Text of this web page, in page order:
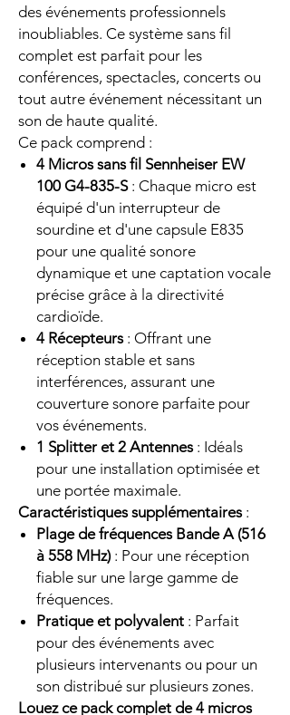
des événements professionnels
inoubliables. Ce système sans fil
complet est parfait pour les
conférences, spectacles, concerts ou
tout autre événement nécessitant un
son de haute qualité.
Ce pack comprend :
4 Micros sans fil Sennheiser EW
100 G4-835-S: Chaque micro est
équipé d'un interrupteur de
sourdine et d'une capsule E835
pour une qualité sonore
dynamique et une captation vocale
précise grâce à la directivité
cardioïde.
4 Récepteurs: Offrant une
réception stable et sans
interférences, assurant une
couverture sonore parfaite pour
vos événements.
1 Splitter et 2 Antennes: Idéals
pour une installation optimisée et
une portée maximale.
Caractéristiques supplémentaires:
Plage de fréquences Bande A (516
à 558 MHz): Pour une réception
fiable sur une large gamme de
fréquences.
Pratique et polyvalent : Parfait
pour des événements avec
plusieurs intervenants ou pour un
son distribué sur plusieurs zones.
Louez ce pack complet de 4 micros